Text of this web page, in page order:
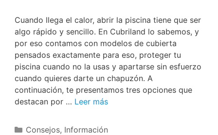
Cuando llega el calor, abrir la piscina tiene que ser
algo rápido y sencillo. En Cubriland lo sabemos, y
por eso contamos con modelos de cubierta
pensados exactamente para eso, proteger tu
piscina cuando no la usas y apartarse sin esfuerzo
cuando quieres darte un chapuzón. A
continuación, te presentamos tres opciones que
destacan por … Leer más
Consejos, Información